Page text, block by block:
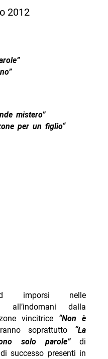
2012
mistero”
per un figlio“
imporsi nelle
dalla
vincitrice “Non è
soprattutto “La
solo parole”di
successo presenti in